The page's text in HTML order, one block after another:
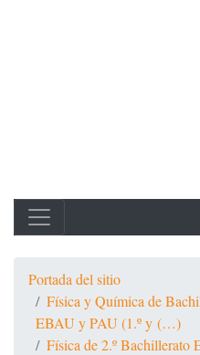
Portada del sitio
Física y Química de
EBAU y PAU (1.º y (…)
Física de 2.º Bachillerato